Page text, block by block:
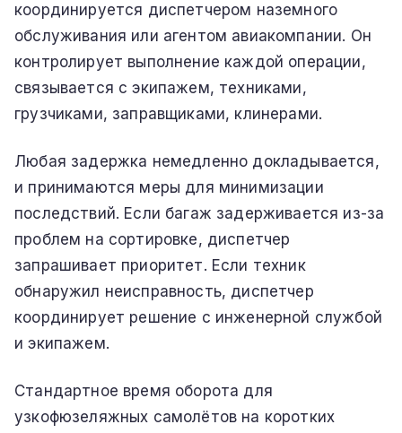
координируется диспетчером наземного
обслуживания или агентом авиакомпании. Он
контролирует выполнение каждой операции,
связывается с экипажем, техниками,
грузчиками, заправщиками, клинерами.
Любая задержка немедленно докладывается,
и принимаются меры для минимизации
последствий. Если багаж задерживается из-за
проблем на сортировке, диспетчер
запрашивает приоритет. Если техник
обнаружил неисправность, диспетчер
координирует решение с инженерной службой
и экипажем.
Стандартное время оборота для
узкофюзеляжных самолётов на коротких